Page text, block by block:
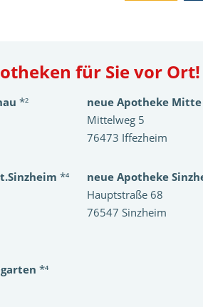
für Sie vor Ort!
*²
neue Apotheke Mitte
Mittelweg 5
76473 Iffezheim
*⁴
neue Apotheke
Hauptstraße 68
76547 Sinzheim
*⁴